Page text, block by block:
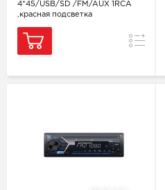
4*45/USB/SD /FM/AUX 1RCA
,красная подсветка